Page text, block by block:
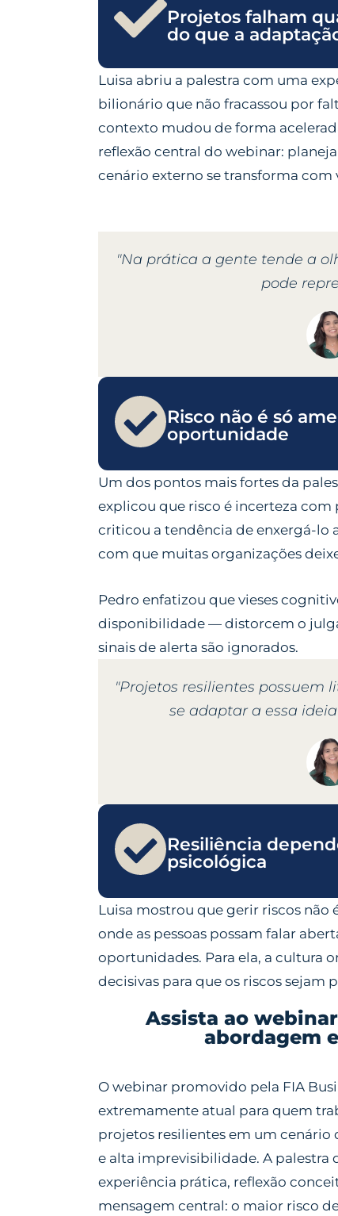
Projetos falham
do que a
Luisa abriu a palestra com uma
bilionário que não fracassou por
contexto mudou de forma
reflexão central do webinar:
cenário externo se transforma com
"Na prática a gente tende a
pode
Risco não é só
oportunidade
Um dos pontos mais fortes da
explicou que risco é incerteza
criticou a tendência de enxergá-lo
com que muitas organizações
Pedro enfatizou que vieses
disponibilidade — distorcem o
sinais de alerta são ignorados.
"Projetos resilientes possuem
se adaptar a essa
Resiliência
psicológica
Luisa mostrou que gerir riscos
onde as pessoas possam falar
oportunidades. Para ela, a cultura
decisivas para que os riscos sejam
Assista ao
abordagem
O webinar promovido pela FIA
extremamente atual para quem
projetos resilientes em um cenário
e alta imprevisibilidade. A palestra
experiência prática, reflexão
mensagem central: o maior risco